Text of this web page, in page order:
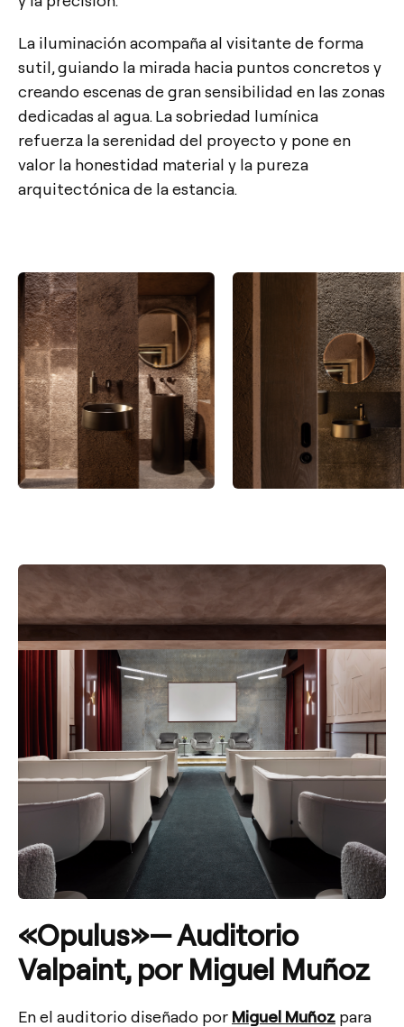
La iluminación acompaña al visitante de forma
sutil, guiando la mirada hacia puntos concretos y
creando escenas de gran sensibilidad en las zonas
dedicadas al agua. La sobriedad lumínica
refuerza la serenidad del proyecto y pone en
valor la honestidad material y la pureza
arquitectónica de la estancia.
«Opulus»— Auditorio
Valpaint, por Miguel Muñoz
En el auditorio diseñado por Miguel Muñoz para